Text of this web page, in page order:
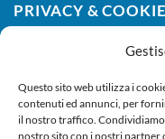
Questo sito web utilizza i
contenuti ed annunci, per
il nostro traffico.
nostro sito con i nostri partner
PRIVACY &
Cookie